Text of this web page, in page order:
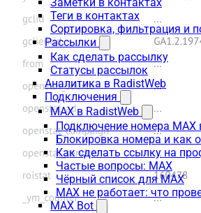
Теги в контактах
Сортировка, фильтрация и
Рассылки
Как сделать рассылку
Статусы рассылок
Аналитика в RadistWeb
Подключения
MAX в RadistWeb
Подключение номера MAX
Блокировка номера и как
Как сделать ссылку на
Частые вопросы: MAX
Чёрный список для MAX
MAX не работает: что
MAX Bot